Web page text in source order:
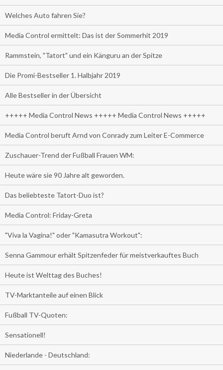
Welches Auto fahren Sie?
Media Control ermittelt: Das ist der Sommerhit 2019
Rammstein, "Tatort" und ein Känguru an der Spitze
Die Promi-Bestseller 1. Halbjahr 2019
Alle Bestseller in der Übersicht
+++++ Media Control News +++++ Media Control News +++++
Media Control beruft Arnd von Conrady zum Leiter E-Commerce
Zuschauer-Trend der Fußball Frauen WM:
Heute wäre sie 90 Jahre alt geworden.
Das beliebteste Tatort-Duo ist?
Media Control: Friday-Greta
"Viva la Vagina!" oder "Kamasutra Workout":
Senna Gammour erhält Spitzenfeder für meistverkauftes Buch
Heute ist Welttag des Buches!
TV-Marktanteile auf einen Blick
Fußball TV-Quoten:
Sensationell!
Niederlande - Deutschland: